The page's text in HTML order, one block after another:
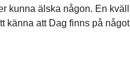
kunna älska någon. En
känna att Dag finns på